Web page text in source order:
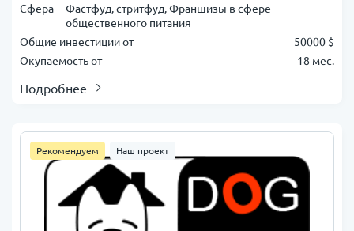
Сфера
Фастфуд, стритфуд, Франшизы в сфере
общественного питания
Общие инвестиции от
50000 $
Окупаемость от
18 мес.
Подробнее
Рекомендуем Наш проект